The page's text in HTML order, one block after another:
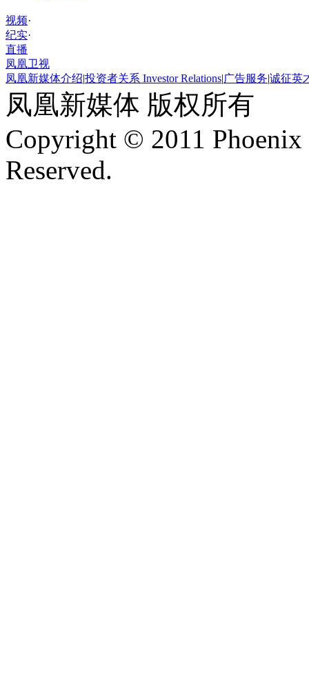
视频·
纪实·
直播
凤凰卫视
凤凰新媒体介绍|投资者关系 Investor Relations|广告服务|诚征英
凤凰新媒体 版权所有
Copyright © 2011
Reserved.